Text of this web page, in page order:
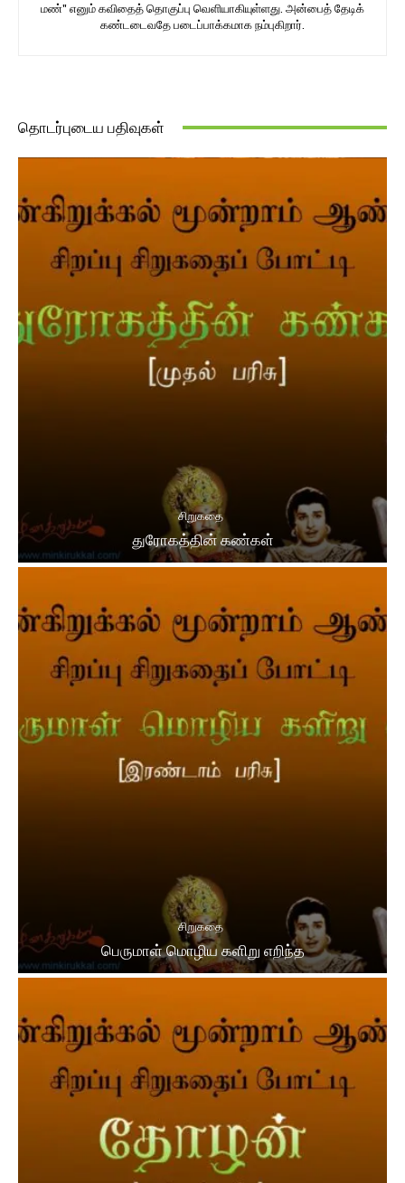
மண்" எனும் கவிதைத் தொகுப்பு வெளியாகியுள்ளது. அன்பைத் தேடிக்
கண்டடைவதே படைப்பாக்கமாக நம்புகிறார்.
தொடர்புடைய பதிவுகள்
சிறுகதை
துரோகத்தின் கண்கள்
சிறுகதை
பெருமாள் மொழிய களிறு எறிந்த